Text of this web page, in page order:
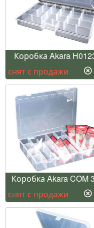
Коробка Akara
снят с продажи
Коробка Akara COM
снят с продажи